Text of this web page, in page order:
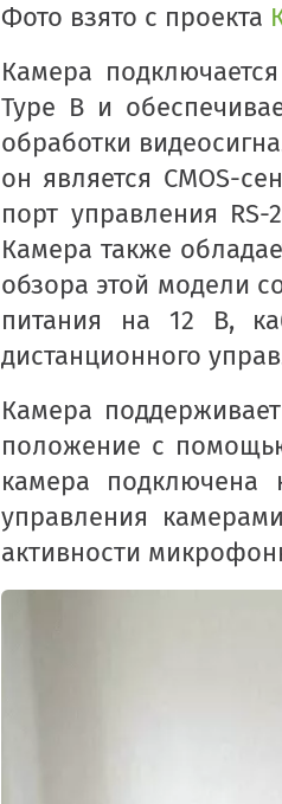
Фото взято с проекта
Камера
Type B и
обработки
он является CMOS-
порт управления
Камера также
обзора этой модели
питания на 12 В,
дистанционного
Камера
положение с
камера подключена
управления
активности